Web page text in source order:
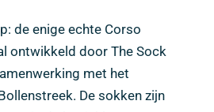
de enige echte Corso
ontwikkeld door The Sock
met het
De sokken zijn